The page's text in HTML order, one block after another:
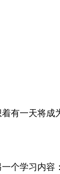
有一天将成
个学习内容：